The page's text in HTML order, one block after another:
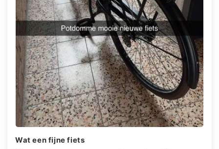
Wat een fijne fiets